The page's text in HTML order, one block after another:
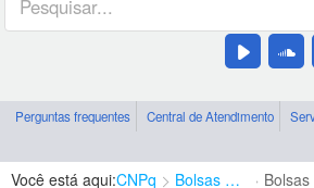
Perguntas frequentes Central de Atendimento
Você está aqui:CNPq Bolsas e Auxílios Vigentes Bolsas